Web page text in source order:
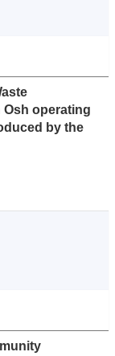
Osh operating
by the